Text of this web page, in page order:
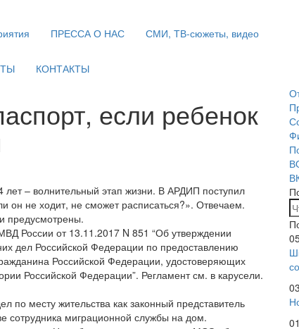
ПРЕССА О НАС СМИ, ТВ-сюжеты, видео
КОНТАКТЫ
если ребенок
– волнительный этап жизни. В АРДИП поступил
он не ходит, не сможет расписаться?». Отвечаем.
предусмотрены.
России от 13.11.2017 N 851 “Об утверждении
дел Российской Федерации по предоставлению
Российской Федерации, удостоверяющих
Российской Федерации”. Регламент см. в карусели.
по месту жительства как законный представитель
сотрудника миграционной службы на дом.